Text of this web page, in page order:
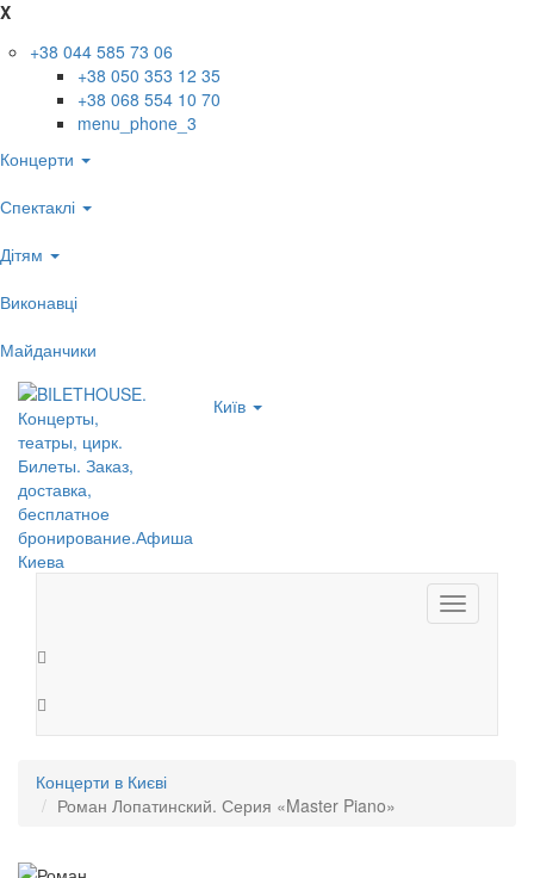
X
+38 044 585 73 06
+38 050 353 12 35
+38 068 554 10 70
menu_phone_3
Концерти
Спектаклі
Дітям
Виконавці
Майданчики
Київ
Toggle
navigation
Концерти в Києві
Роман Лопатинский. Серия «Master Piano»